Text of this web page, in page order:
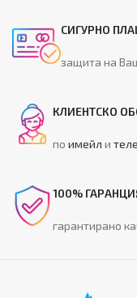
СИГУРНО
защита на
КЛИЕНТСКО
поимейл и
100%
гарантирано